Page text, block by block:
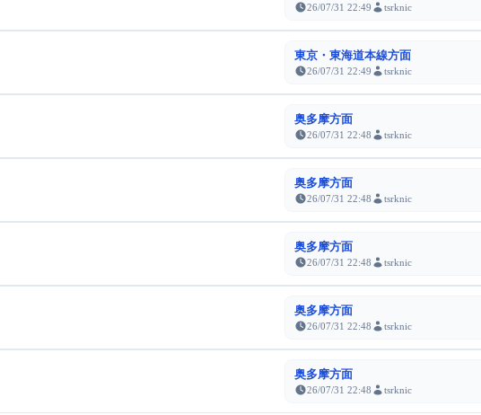
26/07/31 22:49 tsrknic
東京・東海道本線方面
26/07/31 22:49 tsrknic
奥多摩方面
26/07/31 22:48 tsrknic
奥多摩方面
26/07/31 22:48 tsrknic
奥多摩方面
26/07/31 22:48 tsrknic
奥多摩方面
26/07/31 22:48 tsrknic
奥多摩方面
26/07/31 22:48 tsrknic